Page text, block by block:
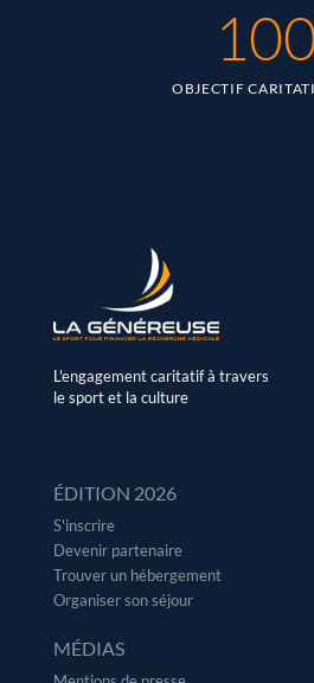
OBJECTIF
L'engagement caritatif à travers
le sport et la culture
ÉDITION 2026
S'inscrire
Devenir partenaire
Trouver un hébergement
Organiser son séjour
MÉDIAS